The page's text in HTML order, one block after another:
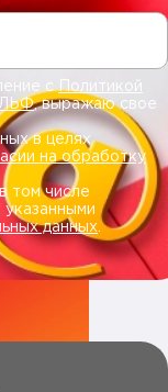
сПолитикой
, выражаю свое
в целях
на обработку
том числе
указанными
данных